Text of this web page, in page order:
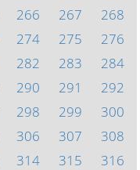
266 267
268
274 275
276
282 283
284
290 291
292
298 299
300
306 307
308
314 315
316